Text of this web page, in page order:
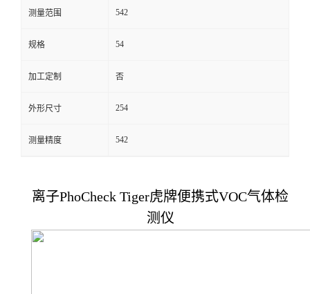
言
测量范围 542
规格 54
加工定制 否
外形尺寸 254
测量精度 542
离子PhoCheck Tiger虎牌便携式VOC气体检
测仪